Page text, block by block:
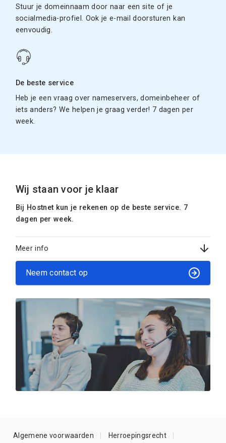
Stuur je domeinnaam door naar een site of je
socialmedia-profiel. Ook je e-mail doorsturen kan
eenvoudig.
De beste service
Heb je een vraag over nameservers, domeinbeheer of
iets anders? We helpen je graag verder! 7 dagen per
week.
Wij staan voor je klaar
Bij Hostnet kun je rekenen op de beste service. 7
dagen per week.
Meer info
Neem contact op
Algemene voorwaarden Herroepingsrecht